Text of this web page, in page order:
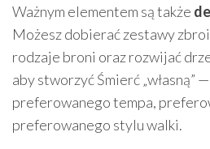
Ważnym elementem są także
Możesz dobierać zestawy
rodzaje broni oraz rozwijać
aby stworzyć Śmierć „własną”
preferowanego tempa,
preferowanego stylu walki.